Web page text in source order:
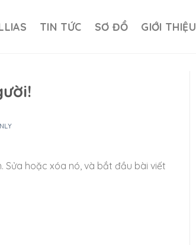
TIN TỨC SƠ ĐỒ GIỚI THIỆU
Sửa hoặc xóa nó, và bắt đầu bài viết